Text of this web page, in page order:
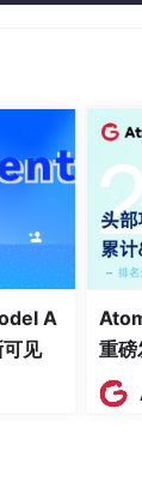
文件，命名为
好的AI平面
显示在衣服
置换（
布精度而定
！
纯平的龙纹
A
见
重
万
面霸